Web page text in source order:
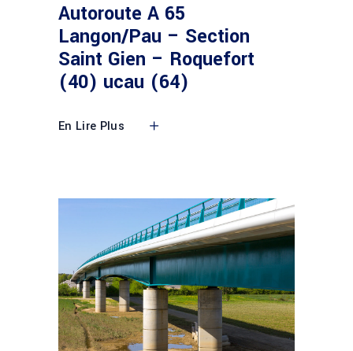
Autoroute A 65
Langon/Pau – Section
Saint Gien – Roquefort
(40) ucau (64)
En Lire Plus